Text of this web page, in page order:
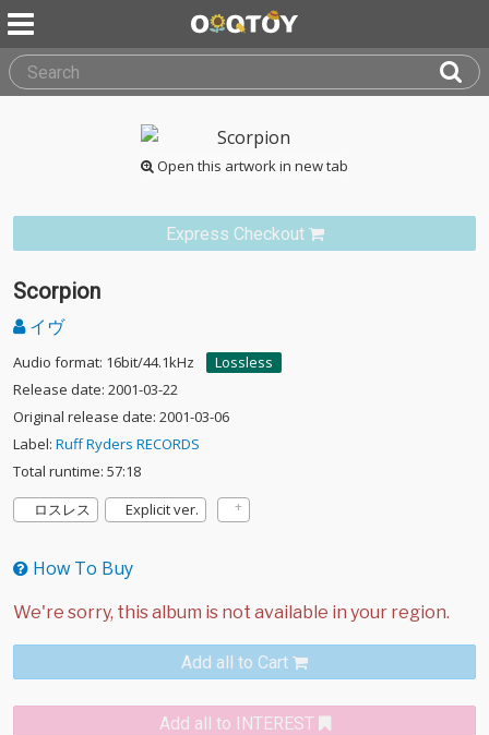
Open this artwork in new tab
Express Checkout
Scorpion
イヴ
Audio format: 16bit/44.1kHz
Lossless
Release date: 2001-03-22
Original release date: 2001-03-06
Label: Ruff Ryders RECORDS
Total runtime: 57:18
ロスレス
Explicit ver.
How To Buy
Add all to Cart
Add all to INTEREST